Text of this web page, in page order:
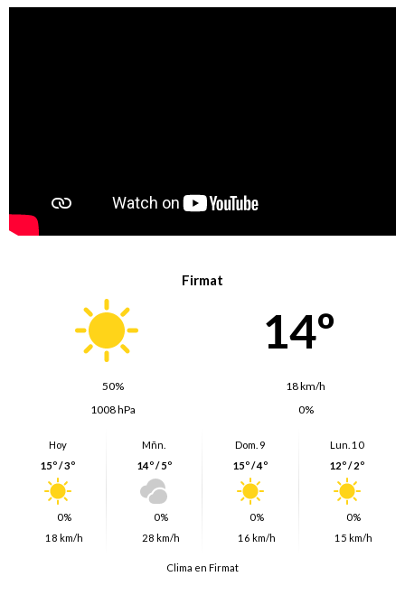
Firmat
14º
50%
18 km/h
1008 hPa
0%
Hoy
15º / 3º
0%
18 km/h
Mñn.
14º / 5º
0%
28 km/h
Dom. 9
15º / 4º
0%
16 km/h
Lun. 10
12º / 2º
0%
15 km/h
Clima en Firmat